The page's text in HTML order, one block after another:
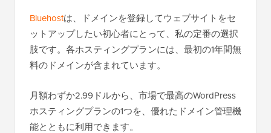
Bluehostは、ドメインを登録してウェブサイトをセ
ットアップしたい初心者にとって、私の定番の選択
肢です。各ホスティングプランには、最初の1年間無
料のドメインが含まれています。
月額わずか2.99ドルから、市場で最高のWordPress
ホスティングプランの1つを、優れたドメイン管理機
能とともに利用できます。